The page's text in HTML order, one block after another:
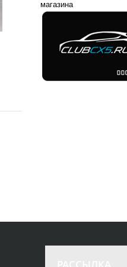
магазина